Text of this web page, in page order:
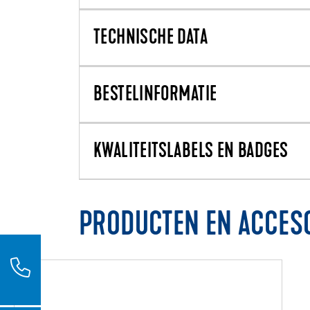
TECHNISCHE DATA
BESTELINFORMATIE
KWALITEITSLABELS EN BADGES
PRODUCTEN EN